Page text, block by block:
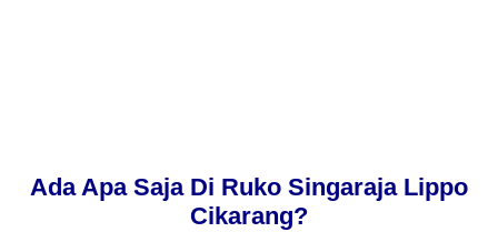
Ada Apa Saja Di Ruko Singaraja Lippo
Cikarang?